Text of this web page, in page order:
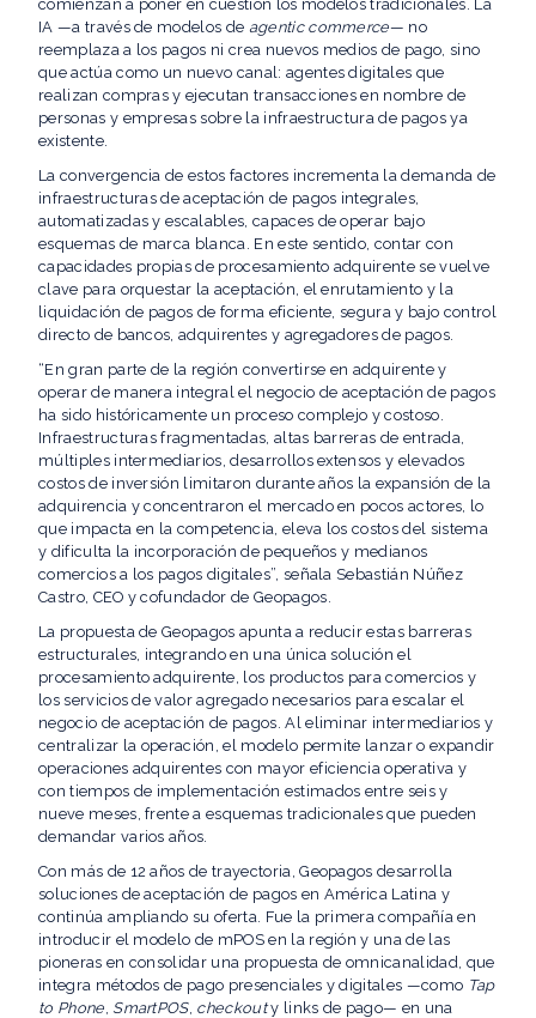
comienzan a poner en cuestión los modelos tradicionales. La
IA —a través de modelos de agentic commerce— no
reemplaza a los pagos ni crea nuevos medios de pago, sino
que actúa como un nuevo canal: agentes digitales que
realizan compras y ejecutan transacciones en nombre de
personas y empresas sobre la infraestructura de pagos ya
existente.
La convergencia de estos factores incrementa la demanda de
infraestructuras de aceptación de pagos integrales,
automatizadas y escalables, capaces de operar bajo
esquemas de marca blanca. En este sentido, contar con
capacidades propias de procesamiento adquirente se vuelve
clave para orquestar la aceptación, el enrutamiento y la
liquidación de pagos de forma eficiente, segura y bajo control
directo de bancos, adquirentes y agregadores de pagos.
“En gran parte de la región convertirse en adquirente y
operar de manera integral el negocio de aceptación de pagos
ha sido históricamente un proceso complejo y costoso.
Infraestructuras fragmentadas, altas barreras de entrada,
múltiples intermediarios, desarrollos extensos y elevados
costos de inversión limitaron durante años la expansión de la
adquirencia y concentraron el mercado en pocos actores, lo
que impacta en la competencia, eleva los costos del sistema
y dificulta la incorporación de pequeños y medianos
comercios a los pagos digitales”, señala Sebastián Núñez
Castro, CEO y cofundador de Geopagos.
La propuesta de Geopagos apunta a reducir estas barreras
estructurales, integrando en una única solución el
procesamiento adquirente, los productos para comercios y
los servicios de valor agregado necesarios para escalar el
negocio de aceptación de pagos. Al eliminar intermediarios y
centralizar la operación, el modelo permite lanzar o expandir
operaciones adquirentes con mayor eficiencia operativa y
con tiempos de implementación estimados entre seis y
nueve meses, frente a esquemas tradicionales que pueden
demandar varios años.
Con más de 12 años de trayectoria, Geopagos desarrolla
soluciones de aceptación de pagos en América Latina y
continúa ampliando su oferta. Fue la primera compañía en
introducir el modelo de mPOS en la región y una de las
pioneras en consolidar una propuesta de omnicanalidad, que
integra métodos de pago presenciales y digitales —como Tap
to Phone SmartPOS, checkouty links de pago— en una